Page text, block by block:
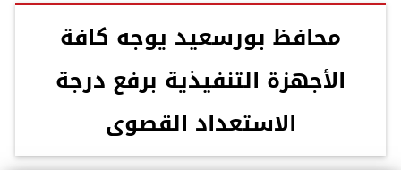
محافظ بورسعيد يوجه كافة
الأجهزة التنفيذية برفع درجة
الاستعداد القصوى